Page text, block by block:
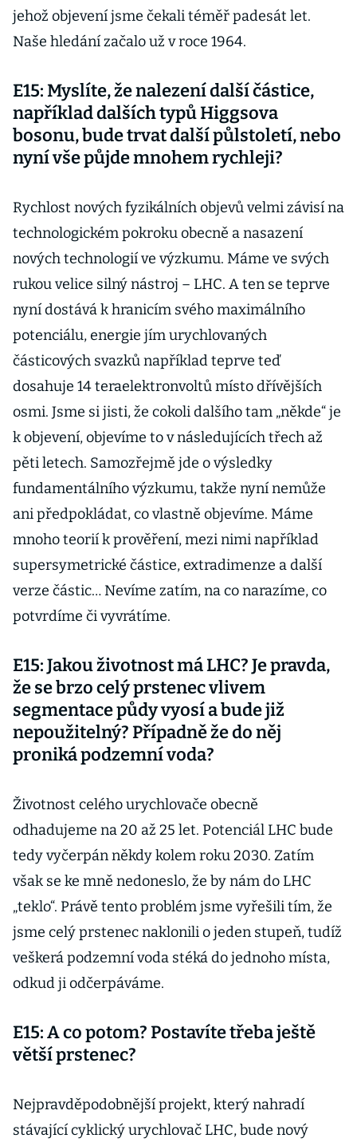
jehož objevení jsme čekali téměř padesát let.
Naše hledání začalo už v roce 1964.
E15: Myslíte, že nalezení další částice,
například dalších typů Higgsova
bosonu, bude trvat další půlstoletí, nebo
nyní vše půjde mnohem rychleji?
Rychlost nových fyzikálních objevů velmi závisí na
technologickém pokroku obecně a nasazení
nových technologií ve výzkumu. Máme ve svých
rukou velice silný nástroj – LHC. A ten se teprve
nyní dostává k hranicím svého maximálního
potenciálu, energie jím urychlovaných
částicových svazků například teprve teď
dosahuje 14 teraelektronvoltů místo dřívějších
osmi. Jsme si jisti, že cokoli dalšího tam „někde“ je
k objevení, objevíme to v následujících třech až
pěti letech. Samozřejmě jde o výsledky
fundamentálního výzkumu, takže nyní nemůže
ani předpokládat, co vlastně objevíme. Máme
mnoho teorií k prověření, mezi nimi například
supersymetrické částice, extradimenze a další
verze částic… Nevíme zatím, na co narazíme, co
potvrdíme či vyvrátíme.
E15: Jakou životnost má LHC? Je pravda,
že se brzo celý prstenec vlivem
segmentace půdy vyosí a bude již
nepoužitelný? Případně že do něj
proniká podzemní voda?
Životnost celého urychlovače obecně
odhadujeme na 20 až 25 let. Potenciál LHC bude
tedy vyčerpán někdy kolem roku 2030. Zatím
však se ke mně nedoneslo, že by nám do LHC
„teklo“. Právě tento problém jsme vyřešili tím, že
jsme celý prstenec naklonili o jeden stupeň, tudíž
veškerá podzemní voda stéká do jednoho místa,
odkud ji odčerpáváme.
E15: A co potom? Postavíte třeba ještě
větší prstenec?
Nejpravděpodobnější projekt, který nahradí
stávající cyklický urychlovač LHC, bude nový